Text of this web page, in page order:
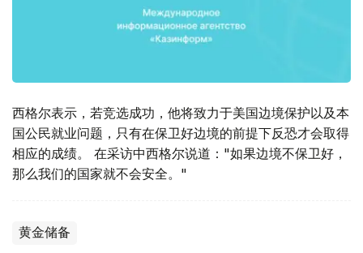
西格尔表示，若竞选成功，他将致力于美国边境保护以及本
国公民就业问题，只有在保卫好边境的前提下反恐才会取得
相应的成绩。 在采访中西格尔说道："如果边境不保卫好，
那么我们的国家就不会安全。"
黄金储备